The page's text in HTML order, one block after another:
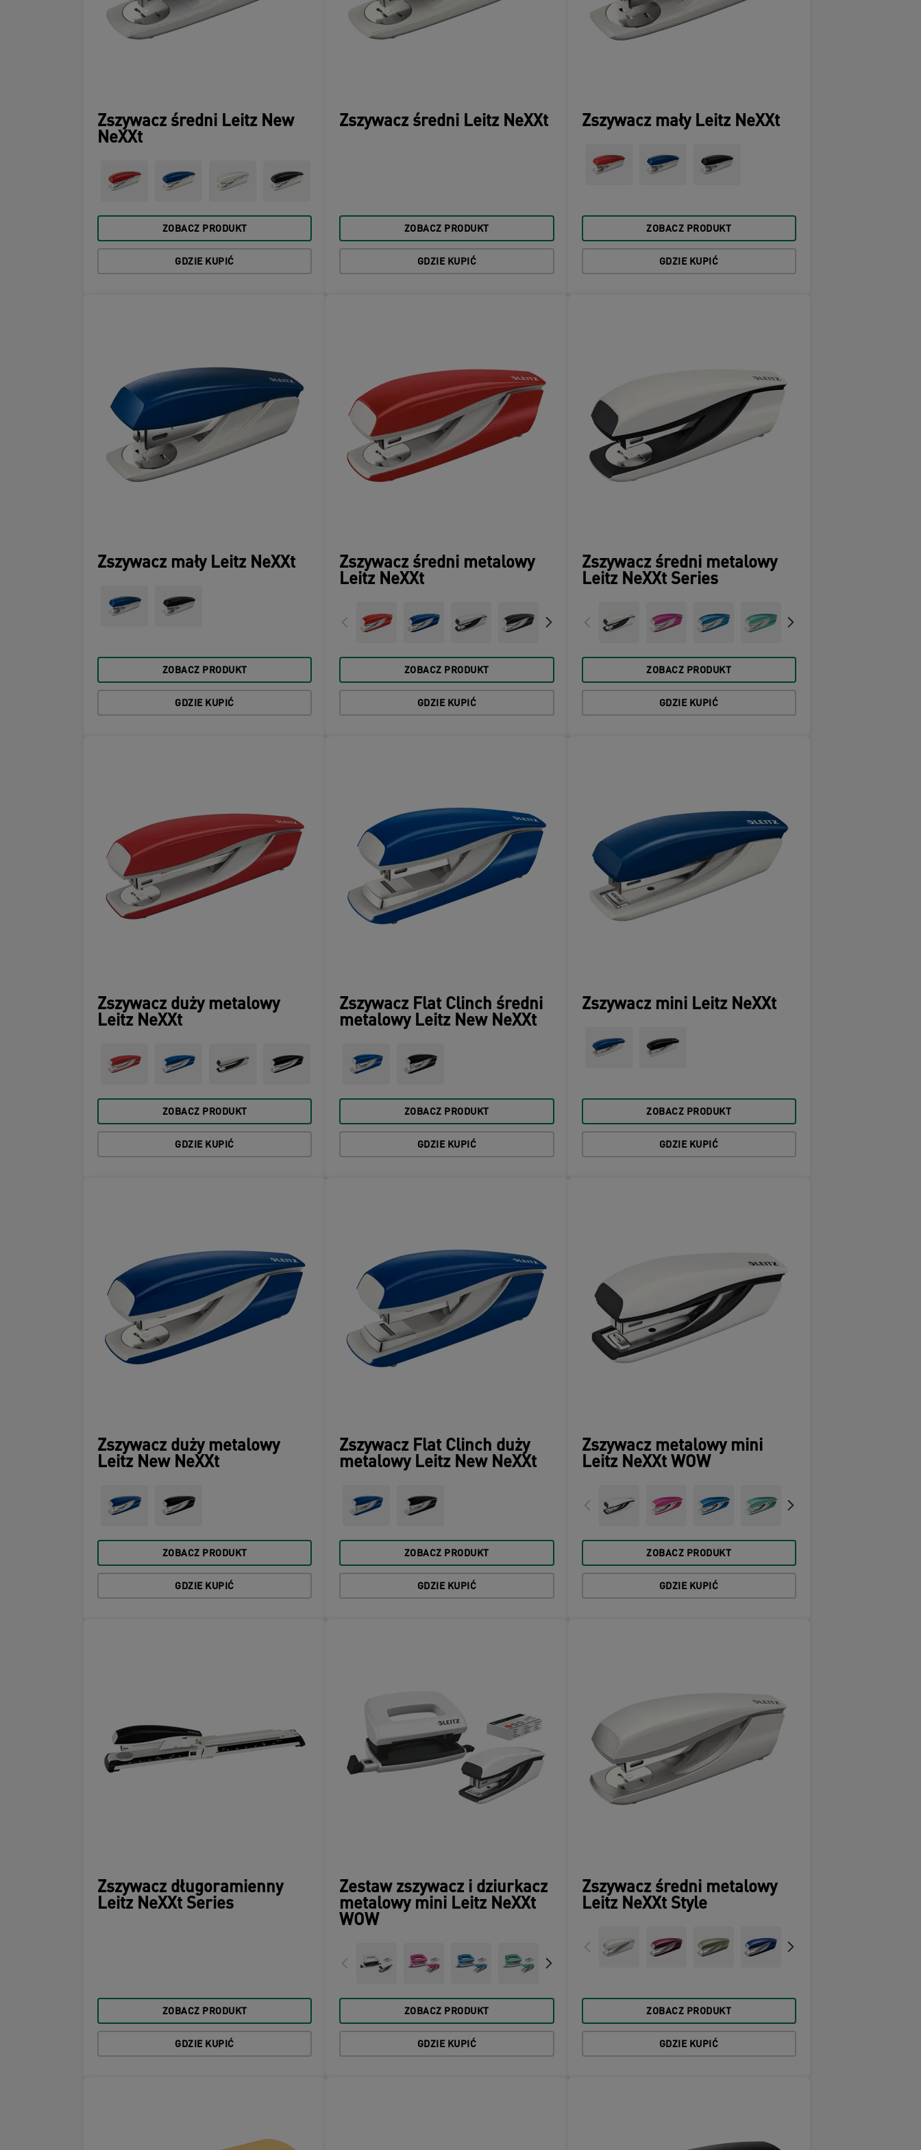
Zszywacz średni Leitz New
NeXXt
ZOBACZ PRODUKT
GDZIE KUPIĆ
Zszywacz średni Leitz NeXXt
ZOBACZ PRODUKT
GDZIE KUPIĆ
Zszywacz mały Leitz NeXXt
ZOBACZ PRODUKT
GDZIE KUPIĆ
Zszywacz mały Leitz NeXXt
ZOBACZ PRODUKT
GDZIE KUPIĆ
Zszywacz średni metalowy
Leitz NeXXt
ZOBACZ PRODUKT
GDZIE KUPIĆ
Zszywacz średni metalowy
Leitz NeXXt Series
ZOBACZ PRODUKT
GDZIE KUPIĆ
Zszywacz duży metalowy
Leitz NeXXt
ZOBACZ PRODUKT
GDZIE KUPIĆ
Zszywacz Flat Clinch średni
metalowy Leitz New NeXXt
ZOBACZ PRODUKT
GDZIE KUPIĆ
Zszywacz mini Leitz NeXXt
ZOBACZ PRODUKT
GDZIE KUPIĆ
Zszywacz duży metalowy
Leitz New NeXXt
ZOBACZ PRODUKT
GDZIE KUPIĆ
Zszywacz Flat Clinch duży
metalowy Leitz New NeXXt
ZOBACZ PRODUKT
GDZIE KUPIĆ
Zszywacz metalowy mini
Leitz NeXXt WOW
ZOBACZ PRODUKT
GDZIE KUPIĆ
Zszywacz długoramienny
Leitz NeXXt Series
ZOBACZ PRODUKT
GDZIE KUPIĆ
Zestaw zszywacz i dziurkacz
metalowy mini Leitz NeXXt
WOW
ZOBACZ PRODUKT
GDZIE KUPIĆ
Zszywacz średni metalowy
Leitz NeXXt Style
ZOBACZ PRODUKT
GDZIE KUPIĆ